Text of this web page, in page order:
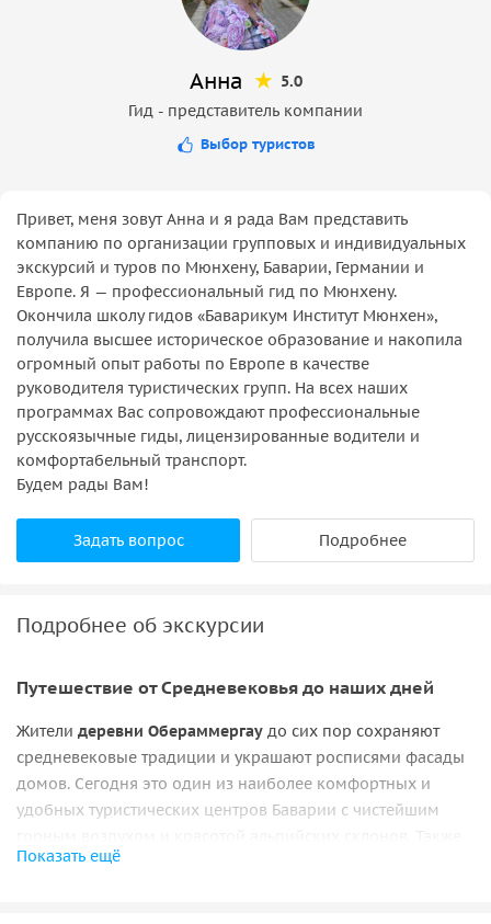
Анна
5.0
Гид - представитель компании
Выбор туристов
Привет, меня зовут Анна и я рада Вам представить
компанию по организации групповых и индивидуальных
экскурсий и туров по Мюнхену, Баварии, Германии и
Европе. Я — профессиональный гид по Мюнхену.
Окончила школу гидов «Баварикум Институт Мюнхен»,
получила высшее историческое образование и накопила
огромный опыт работы по Европе в качестве
руководителя туристических групп. На всех наших
программах Вас сопровождают профессиональные
русскоязычные гиды, лицензированные водители и
комфортабельный транспорт.
Будем рады Вам!
Задать вопрос Подробнее
Подробнее об экскурсии
Путешествие от Средневековья до наших дней
Жители деревни Обераммергау до сих пор сохраняют
средневековые традиции и украшают росписями фасады
домов. Сегодня это один из наиболее комфортных и
удобных туристических центров Баварии с чистейшим
Обераммергау это родина известных немецких писателей
Показать ещё